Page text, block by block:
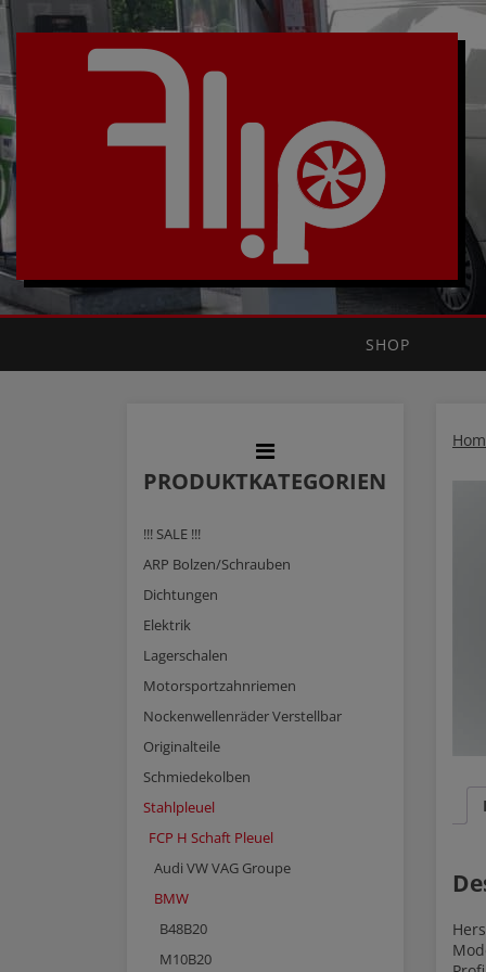
SHOP
PRODUKTKATEGORIEN
!!! SALE !!!
ARP Bolzen/Schrauben
Dichtungen
Elektrik
Lagerschalen
Motorsportzahnriemen
Nockenwellenräder Verstellbar
Originalteile
Schmiedekolben
Stahlpleuel
FCP H Schaft Pleuel
Audi VW VAG Groupe
BMW
B48B20
M10B20